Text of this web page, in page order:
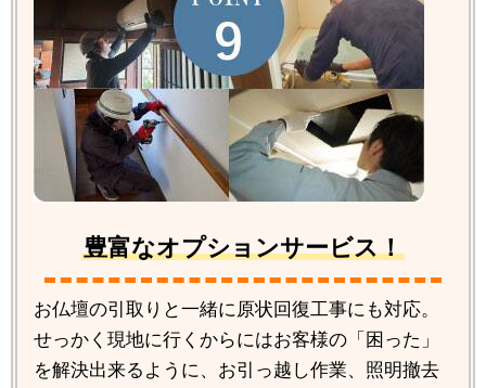
豊富なオプションサービス！
お仏壇の引取りと一緒に原状回復工事にも対応。
せっかく現地に行くからにはお客様の「困った」
を解決出来るように、お引っ越し作業、照明撤去